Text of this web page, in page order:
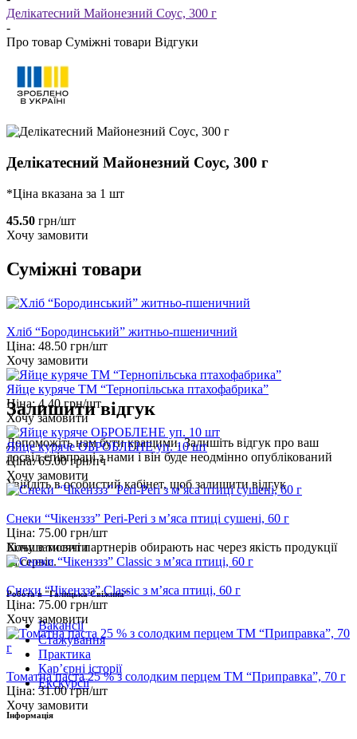
Делікатесний Майонезний Соус, 300 г
-
Про товар Суміжні товари Відгуки
Делікатесний Майонезний Соус, 300 г
*Ціна вказана за 1 шт
45.50 грн/шт
Хочу замовити
Суміжні товари
Хліб “Бородинський” житньо-пшеничний
Ціна: 48.50 грн/шт
Хочу замовити
Яйце куряче ТМ “Тернопільська птахофабрика”
Ціна:4.40 грн/шт
Хочу замовити
Яйце куряче ОБРОБЛЕНЕ уп. 10 шт
Ціна:65.00 грн/пч
Хочу замовити
Снеки “Чікенззз” Peri-Peri з м’яса птиці сушені, 60 г
Ціна: 75.00 грн/шт
Хочу замовити
Снеки “Чікенззз” Classic з м’яса птиці, 60 г
Ціна: 75.00 грн/шт
Хочу замовити
Томатна паста 25 % з солодким перцем ТМ “Приправка”, 70 г
Ціна: 31.00 грн/шт
Хочу замовити
Залишити відгук
Допоможіть нам бути кращими. Залишіть відгук про ваш
досвід співпраці з нами і він буде неодмінно опублікований
Увійдітьв особистий кабінет, щоб залишити відгук
Більше тисячі партнерів обирають нас через якість продукції
та сервіс.
Робота в "Галицька Свіжина"
Вакансії
Стажування
Практика
Карʼєрні історії
Екскурсії
Інформація